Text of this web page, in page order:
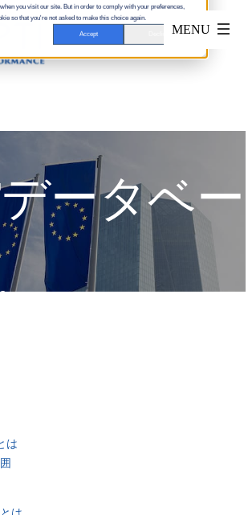
you visit our site. But in order to comply with your preferences,
so that you're not asked to make this choice again.
Accept
ータベー
は